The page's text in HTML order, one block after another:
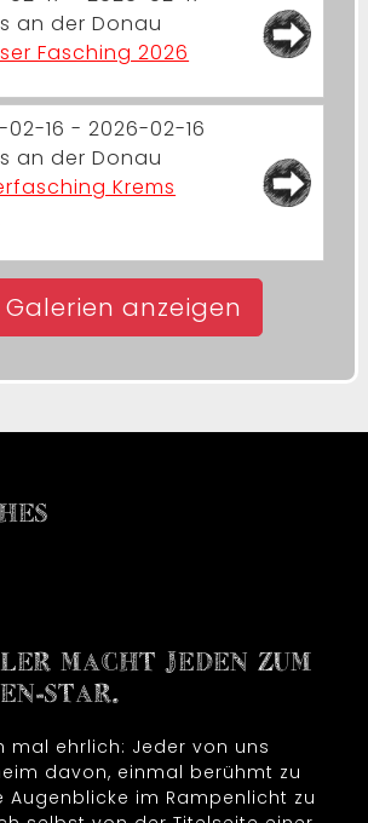
an der Donau
Fasching 2026
02-16 - 2026-02-16
an der Donau
Krems
Galerien anzeigen
MACHT JEDEN ZUM
STAR.
mal ehrlich: Jeder von uns
davon, einmal berühmt zu
Augenblicke im Rampenlicht zu